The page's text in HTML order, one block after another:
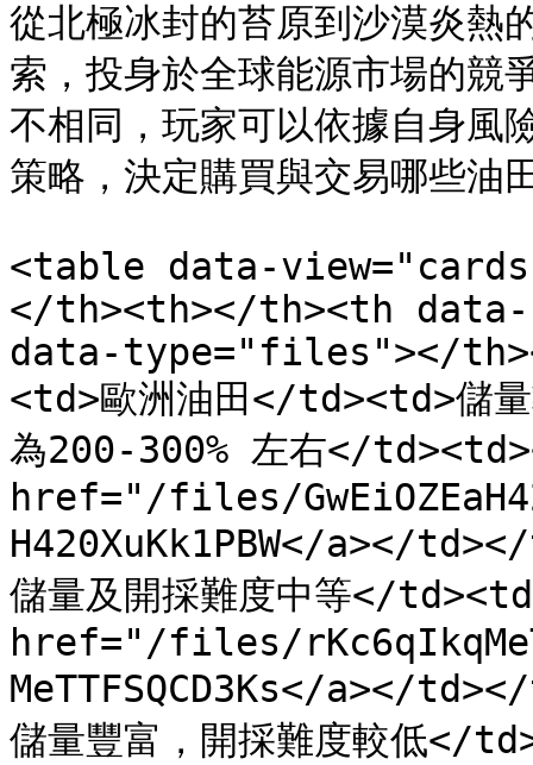
從北極冰封的苔原到沙漠炎熱
索，投身於全球能源市場的競
不相同，玩家可以依據自身風
策略，決定購買與交易哪些油
<table data-
</th><th></th><th
data-type="files"></
<td>歐洲油田</td><td>儲
為200-300% 左右</
href="/files/
H420XuKk1PBW</a></
儲量及開採難度中等</
href="/files/
MeTTFSQCD3Ks</a></
儲量豐富，開採難度較低</